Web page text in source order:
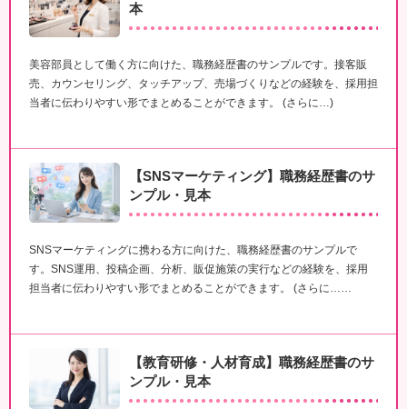
本
美容部員として働く方に向けた、職務経歴書のサンプルです。接客販
売、カウンセリング、タッチアップ、売場づくりなどの経験を、採用担
当者に伝わりやすい形でまとめることができます。 (さらに…)
【SNSマーケティング】職務経歴書のサ
ンプル・見本
SNSマーケティングに携わる方に向けた、職務経歴書のサンプルで
す。SNS運用、投稿企画、分析、販促施策の実行などの経験を、採用
担当者に伝わりやすい形でまとめることができます。 (さらに……
【教育研修・人材育成】職務経歴書のサ
ンプル・見本